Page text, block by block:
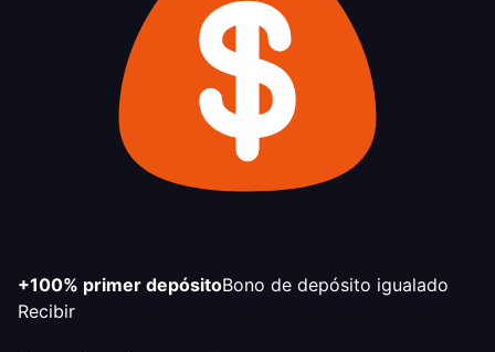
+100% primer depósitoBono de depósito igualado
Recibir